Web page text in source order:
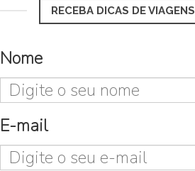
RECEBA DICAS DE VIAGENS
Nome
E-mail